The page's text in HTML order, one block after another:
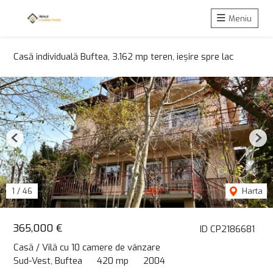
Meniu
Casă individuală Buftea, 3.162 mp teren, ieșire spre lac
ID CP2186681
365,000 €
Casă / Vilă cu 10 camere de vânzare
Sud-Vest, Buftea
420 mp 2004
1 / 46 Harta
Previous